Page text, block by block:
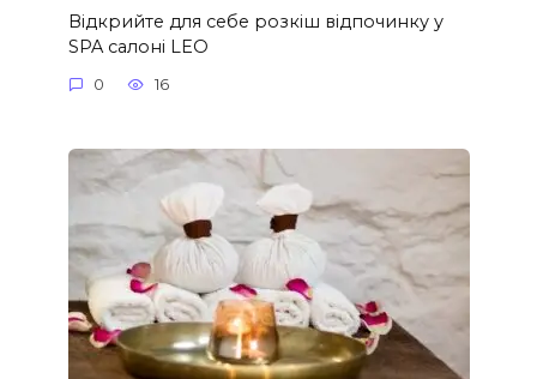
Відкрийте для себе розкіш відпочинку у
SPA салоні LEO
0 16